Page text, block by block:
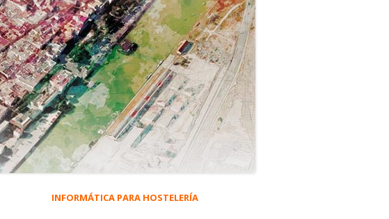
Barra
INFORMÁTICA PARA HOSTELERÍA